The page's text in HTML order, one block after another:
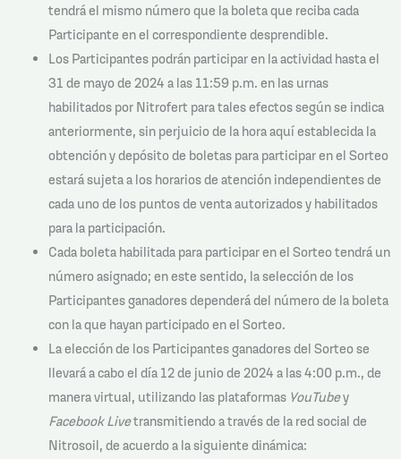
tendrá el mismo número que la boleta que reciba cada
Participante en el correspondiente desprendible.
Los Participantes podrán participar en la actividad hasta el
31 de mayo de 2024 a las 11:59 p.m. en las urnas
habilitados por Nitrofert para tales efectos según se indica
anteriormente, sin perjuicio de la hora aquí establecida la
obtención y depósito de boletas para participar en el Sorteo
estará sujeta a los horarios de atención independientes de
cada uno de los puntos de venta autorizados y habilitados
para la participación.
Cada boleta habilitada para participar en el Sorteo tendrá un
número asignado; en este sentido, la selección de los
Participantes ganadores dependerá del número de la boleta
con la que hayan participado en el Sorteo.
La elección de los Participantes ganadores del Sorteo se
llevará a cabo el día 12 de junio de 2024 a las 4:00 p.m., de
manera virtual, utilizando las plataformas YouTubey
Facebook Livetransmitiendo a través de la red social de
Nitrosoil, de acuerdo a la siguiente dinámica: